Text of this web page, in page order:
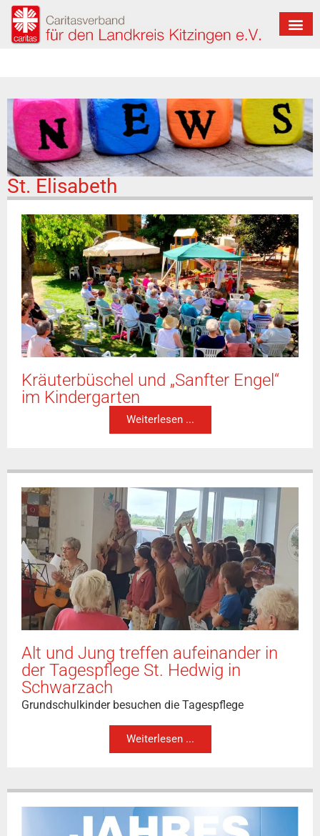
St. Elisabeth
Kräuterbüschel und „Sanfter Engel“
im Kindergarten
Weiterlesen ...
Alt und Jung treffen aufeinander in
der Tagespflege St. Hedwig in
Schwarzach
Grundschulkinder besuchen die Tagespflege
Weiterlesen ...